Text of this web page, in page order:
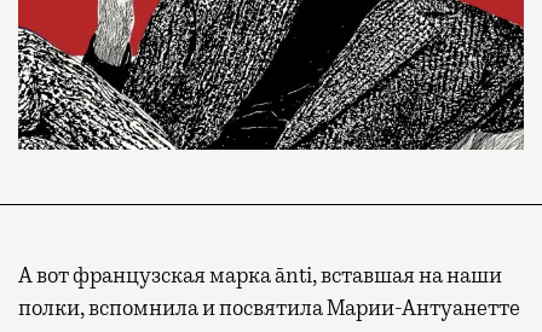
А вот французская марка ānti, вставшая на наши
полки, вспомнила и посвятила Марии-Антуанетте